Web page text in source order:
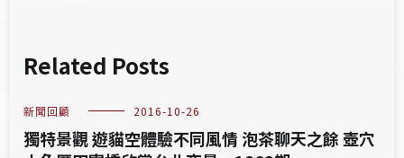
Related Posts
新聞回顧 2016-10-26
獨特景觀 遊貓空體驗不同風情 泡茶聊天之餘 壺穴